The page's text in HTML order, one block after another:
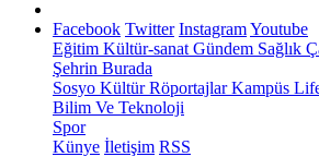
Facebook Twitter InstagramYoutube
Eğitim Kültür-sanat Gündem Sağlık
Şehrin Burada
Sosyo KültürRöportajlarKampüs
Bilim Ve Teknoloji
Spor
Künye İletişim RSS